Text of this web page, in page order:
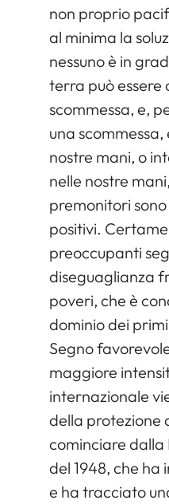
non proprio
al minima la
nessuno è in
terra può essere
scommessa, e,
una scommessa,
nostre mani, o
nelle nostre
premonitori
positivi.
preoccupanti
diseguaglianza
poveri, che è
dominio dei
Segno
maggiore
internazionale
della protezione
cominciare dalla
del 1948, che
e ha tracciato